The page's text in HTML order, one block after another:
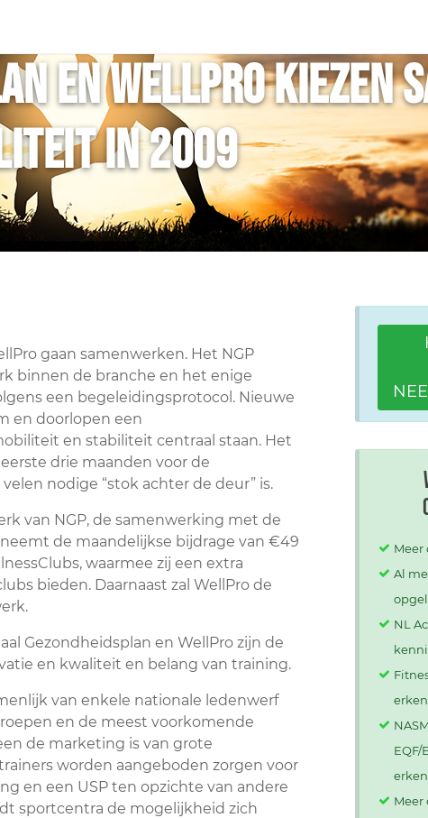
en WellPro kiezen
in 2009
gaan samenwerken. Het NGP
binnen de branche en het enige
een begeleidingsprotocol. Nieuwe
en doorlopen een
en stabiliteit centraal staan. Het
drie maanden voor de
nodige “stok achter de deur” is.
van NGP, de samenwerking met de
de maandelijkse bijdrage van €49
waarmee zij een extra
bieden. Daarnaast zal WellPro de
Gezondheidsplan en WellPro zijn de
en kwaliteit en belang van training.
van enkele nationale ledenwerf
en de meest voorkomende
de marketing is van grote
worden aangeboden zorgen voor
en een USP ten opzichte van andere
sportcentra de mogelijkheid zich
Meer
Al
NL
EQF/
Meer